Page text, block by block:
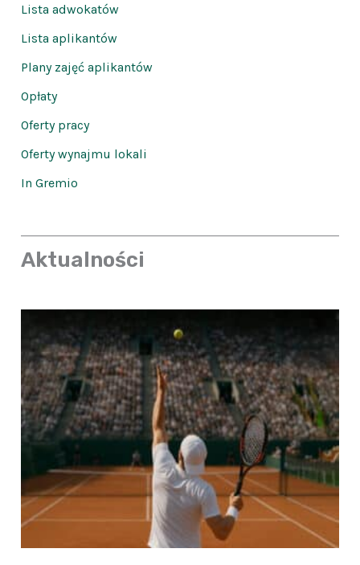
Lista adwokatów
Lista aplikantów
Plany zajęć aplikantów
Opłaty
Oferty pracy
Oferty wynajmu lokali
In Gremio
Aktualności